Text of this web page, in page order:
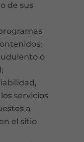
de sus
o
servicios
a
el sitio